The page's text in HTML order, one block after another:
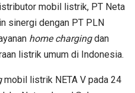
mobil listrik, PT Neta
sinergi dengan PT PLN
home chargingdan
listrik umum di Indonesia.
mobil listrik NETA V pada 24